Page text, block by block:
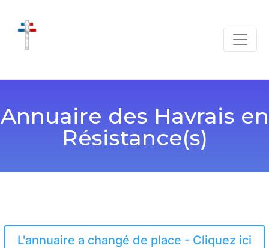
Annuaire des Havrais en
Résistance(s)
L'annuaire a changé de place - Cliquez ici